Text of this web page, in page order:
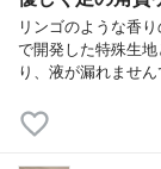
リンゴのような香
で開発した特殊生
り、液が漏れませ